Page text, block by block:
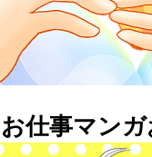
お仕事マン